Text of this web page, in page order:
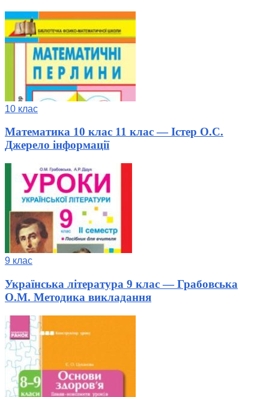
10 клас
Математика 10 клас 11 клас — Істер О.С.
Джерело інформації
9 клас
Українська література 9 клас — Грабовська
О.М. Методика викладання